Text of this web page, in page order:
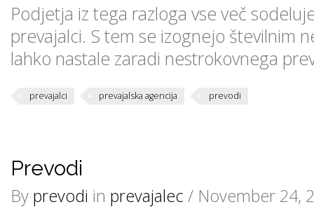
Podjetja iz tega razloga vse več
prevajalci. S tem se izognejo številnim
lahko nastale zaradi nestrokovnega
prevajalci prevajalska agencija prevodi
Prevodi
By prevodi in prevajalec / November 24,